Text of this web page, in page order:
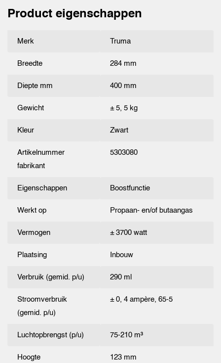
Product eigenschappen
Merk Truma
Breedte 284 mm
Diepte mm 400 mm
Gewicht ± 5, 5 kg
Kleur Zwart
Artikelnummer
fabrikant
5303080
Eigenschappen Boostfunctie
Werkt op Propaan- en/of butaangas
Vermogen ± 3700 watt
Plaatsing Inbouw
Verbruik (gemid. p/u) 290 ml
Stroomverbruik
(gemid. p/u)
± 0, 4 ampère, 65-5
Luchtopbrengst (p/u) 75-210 m³
Hoogte 123 mm